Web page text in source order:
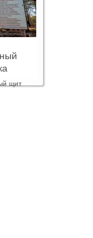
щит